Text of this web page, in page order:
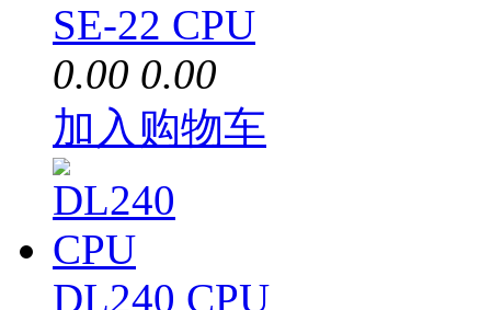
SE-22 CPU
0.00 0.00
加入购物车
DL240 CPU